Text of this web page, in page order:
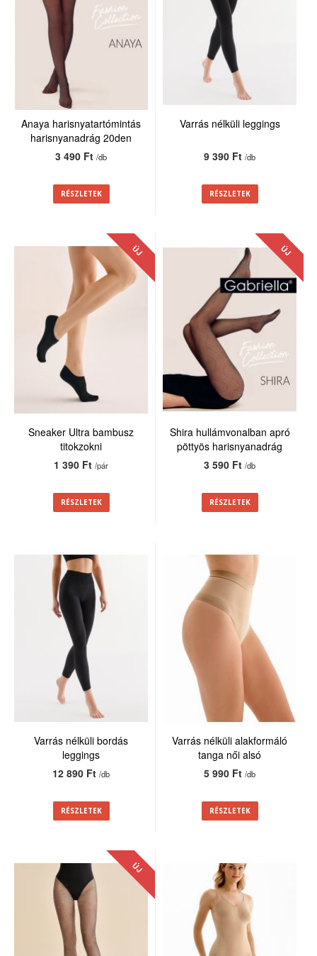
Anaya harisnyatartómintás
harisnyanadrág 20den
3 490 Ft/db
RÉSZLETEK
Varrás nélküli leggings
9 390 Ft/db
RÉSZLETEK
ÚJ
Sneaker Ultra bambusz
titokzokni
1 390 Ft/pár
RÉSZLETEK
ÚJ
Shira hullámvonalban apró
pöttyös harisnyanadrág
20den
3 590 Ft/db
RÉSZLETEK
Varrás nélküli bordás
leggings
12 890 Ft/db
RÉSZLETEK
Varrás nélküli alakformáló
tanga női alsó
5 990 Ft/db
RÉSZLETEK
ÚJ